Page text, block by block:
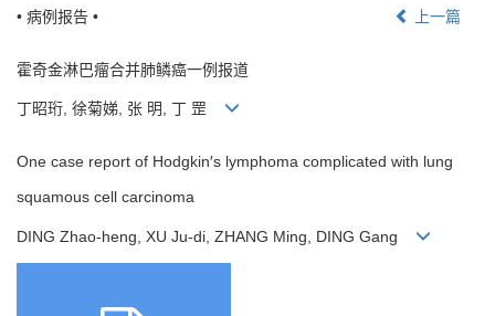
• 病例报告 • 上一篇
霍奇金淋巴瘤合并肺鳞癌一例报道
丁昭珩, 徐菊娣, 张 明, 丁 罡
One case report of Hodgkin′s lymphoma complicated with lung
squamous cell carcinoma
DING Zhao-heng, XU Ju-di, ZHANG Ming, DING Gang